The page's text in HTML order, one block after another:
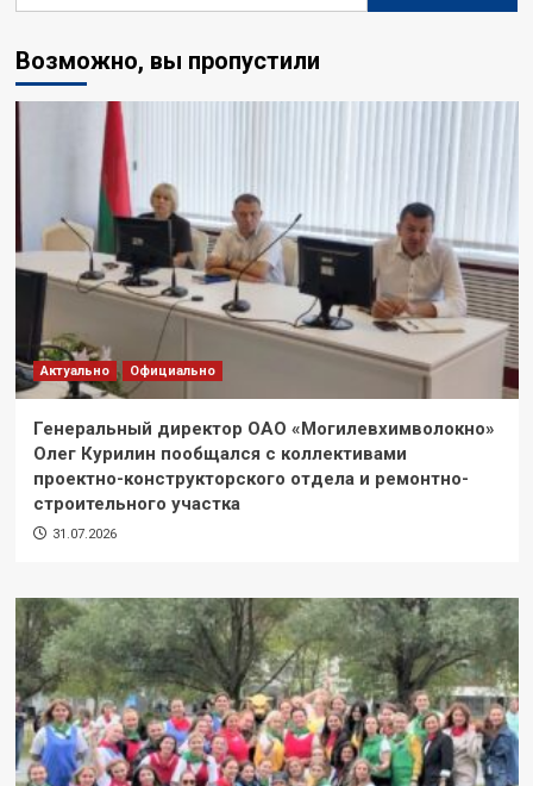
Возможно, вы пропустили
Актуально Официально
Генеральный директор ОАО «Могилевхимволокно»
Олег Курилин пообщался с коллективами
проектно-конструкторского отдела и ремонтно-
строительного участка
31.07.2026